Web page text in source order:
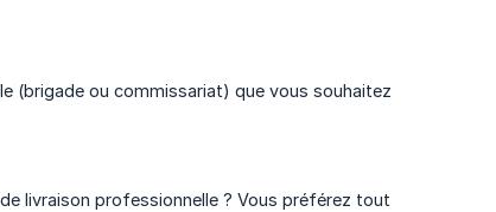
(brigade ou commissariat) que vous souhaitez
livraison professionnelle ? Vous préférez tout